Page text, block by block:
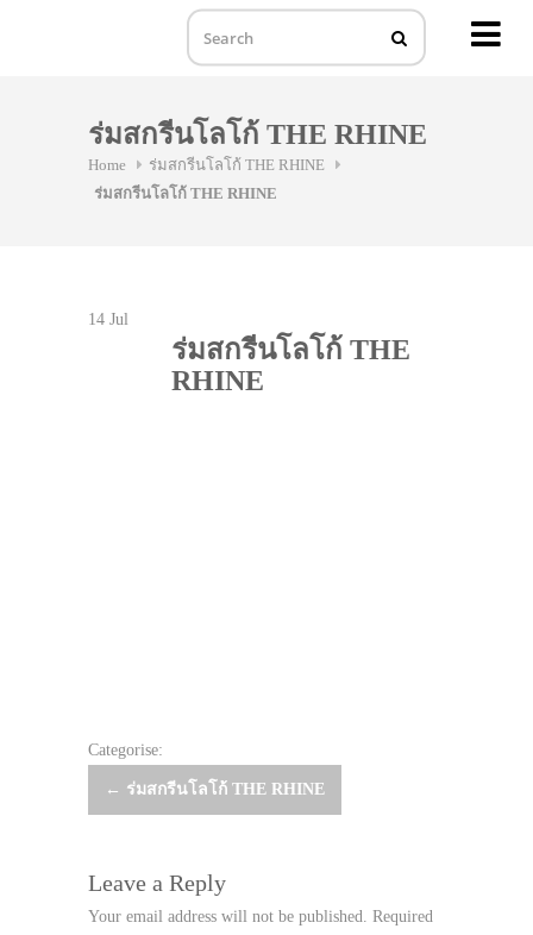
ร่มสกรีนโลโก้ THE RHINE
Home
ร่มสกรีนโลโก้ THE RHINE
ร่มสกรีนโลโก้ THE RHINE
14 Jul
ร่มสกรีนโลโก้ THE
RHINE
Categorise:
Post
← ร่มสกรีนโลโก้ THE RHINE
Leave a Reply
Your email address will not be published. Required